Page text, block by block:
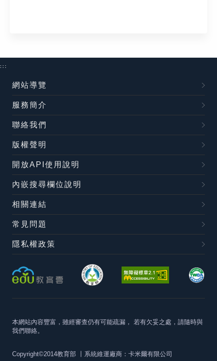
:::
網站導覽
服務簡介
聯絡我們
版權聲明
開放API使用說明
內嵌搜尋欄位說明
相關連結
常見問題
隱私權政策
本網站內容豐富，雖經審查仍有可能疏漏， 若有欠妥之處，請隨時與
我們聯絡。
Copyright©2014教育部 丨系統維運廠商：卡米爾有限公司